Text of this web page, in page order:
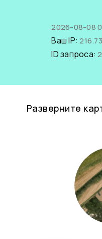
2026-08-08
Ваш IP:
ID запроса:
Разверните